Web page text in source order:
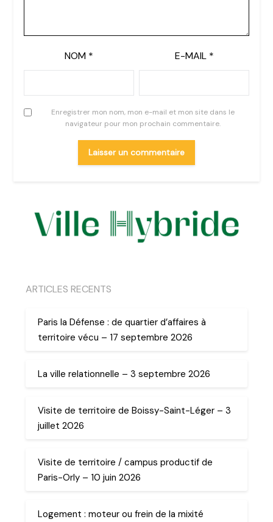
NOM * E-MAIL *
Enregistrer mon nom, mon e-mail et mon site dans le
navigateur pour mon prochain commentaire.
ARTICLES RECENTS
Paris la Défense : de quartier d’affaires à
territoire vécu – 17 septembre 2026
La ville relationnelle – 3 septembre 2026
Visite de territoire de Boissy-Saint-Léger – 3
juillet 2026
Visite de territoire / campus productif de
Paris-Orly – 10 juin 2026
Logement : moteur ou frein de la mixité